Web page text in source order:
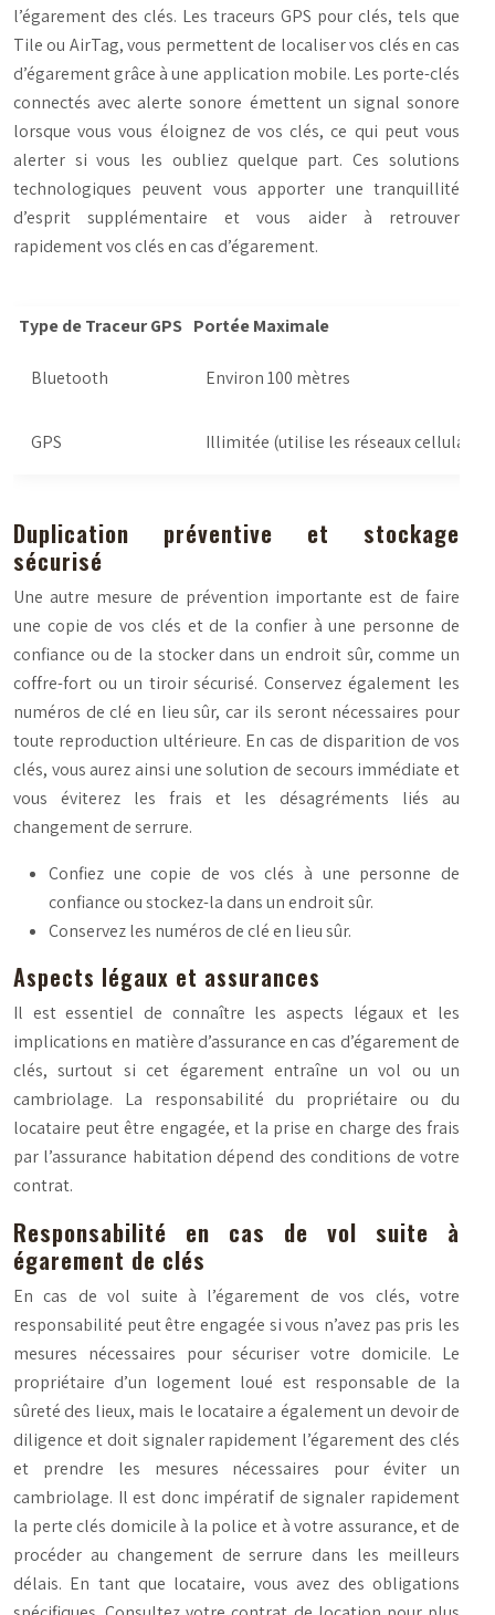
l’égarement des clés. Les traceurs GPS pour clés, tels que
Tile ou AirTag, vous permettent de localiser vos clés en cas
d’égarement grâce à une application mobile. Les porte-clés
connectés avec alerte sonore émettent un signal sonore
lorsque vous vous éloignez de vos clés, ce qui peut vous
alerter si vous les oubliez quelque part. Ces solutions
technologiques peuvent vous apporter une tranquillité
d’esprit supplémentaire et vous aider à retrouver
rapidement vos clés en cas d’égarement.
Type de Traceur GPS Portée Maximale
Bluetooth Environ 100 mètres
GPS Illimitée (utilise les réseaux
Duplication préventive et stockage
sécurisé
Une autre mesure de prévention importante est de faire
une copie de vos clés et de la confier à une personne de
confiance ou de la stocker dans un endroit sûr, comme un
coffre-fort ou un tiroir sécurisé. Conservez également les
numéros de clé en lieu sûr, car ils seront nécessaires pour
toute reproduction ultérieure. En cas de disparition de vos
clés, vous aurez ainsi une solution de secours immédiate et
vous éviterez les frais et les désagréments liés au
changement de serrure.
Confiez une copie de vos clés à une personne de
confiance ou stockez-la dans un endroit sûr.
Conservez les numéros de clé en lieu sûr.
Aspects légaux et assurances
Il est essentiel de connaître les aspects légaux et les
implications en matière d’assurance en cas d’égarement de
clés, surtout si cet égarement entraîne un vol ou un
cambriolage. La responsabilité du propriétaire ou du
locataire peut être engagée, et la prise en charge des frais
par l’assurance habitation dépend des conditions de votre
contrat.
Responsabilité en cas de vol suite à
égarement de clés
En cas de vol suite à l’égarement de vos clés, votre
responsabilité peut être engagée si vous n’avez pas pris les
mesures nécessaires pour sécuriser votre domicile. Le
propriétaire d’un logement loué est responsable de la
sûreté des lieux, mais le locataire a également un devoir de
diligence et doit signaler rapidement l’égarement des clés
et prendre les mesures nécessaires pour éviter un
cambriolage. Il est donc impératif de signaler rapidement
la perte clés domicile à la police et à votre assurance, et de
procéder au changement de serrure dans les meilleurs
délais. En tant que locataire, vous avez des obligations